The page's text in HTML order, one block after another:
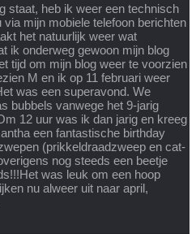
staat, heb ik weer een technisch
mijn mobiele telefoon berichten
het natuurlijk weer wat
ik onderweg gewoon mijn blog
tijd om mijn blog weer te voorzien
M en ik op 11 februari weer
was een superavond. We
bubbels vanwege het 9-jarig
12 uur was ik dan jarig en kreeg
een fantastische birthday
(prikkeldraadzweep en cat-
nog steeds een beetje
was leuk om een hoop
nu alweer uit naar april,